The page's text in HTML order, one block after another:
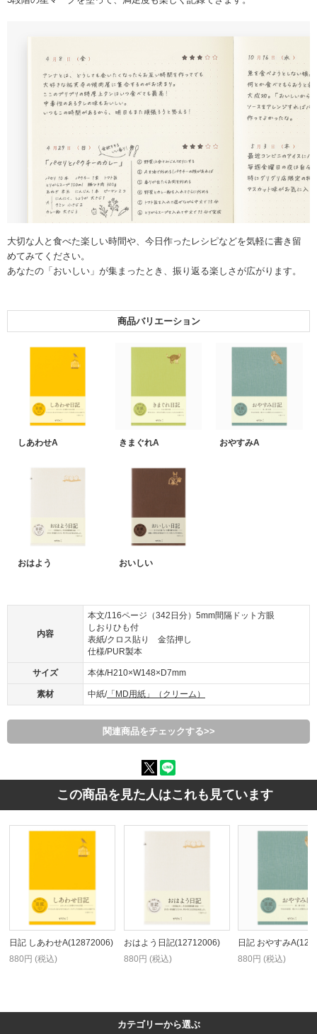
大切な人と食べた楽しい時間や、今日作ったレシピなどを気軽に書き留
めてみてください。
あなたの「おいしい」が集まったとき、振り返る楽しさが広がります。
商品バリエーション
しあわせA きまぐれA おやすみA
おはよう おいしい
内容
本文/116ページ（342日分）5mm間隔ドット方眼
しおりひも付
表紙/クロス貼り 金箔押し
仕様/PUR製本
サイズ 本体/H210×W148×D7mm
素材 中紙/「MD用紙」（クリーム）
関連商品をチェックする>>
この商品を見た人はこれも見ています
日記 しあわせA(12872006)
880円 (税込)
おはよう日記(12712006)
880円 (税込)
日記 おやすみ
880円 (税込)
カテゴリーから選ぶ